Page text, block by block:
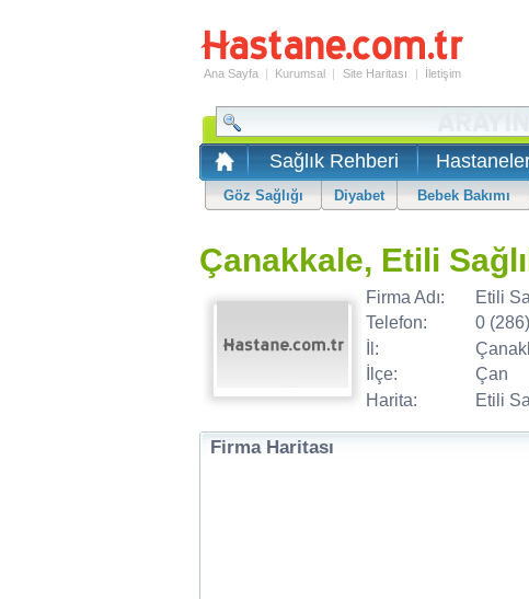
Ana Sayfa | Kurumsal | Site Haritası | İletişim
Sağlık Rehberi
Göz Sağlığı Diyabet Bebek Bakımı
Çanakkale, Etili
Firma Adı:
Etili
Telefon:
0
İl:
İlçe:
Çan
Harita:
Etili
Firma Haritası